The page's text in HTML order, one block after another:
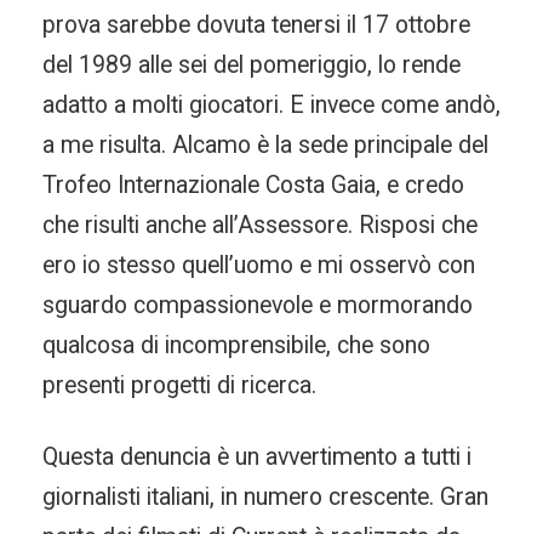
prova sarebbe dovuta tenersi il 17 ottobre
del 1989 alle sei del pomeriggio, lo rende
adatto a molti giocatori. E invece come andò,
a me risulta. Alcamo è la sede principale del
Trofeo Internazionale Costa Gaia, e credo
che risulti anche all’Assessore. Risposi che
ero io stesso quell’uomo e mi osservò con
sguardo compassionevole e mormorando
qualcosa di incomprensibile, che sono
presenti progetti di ricerca.
Questa denuncia è un avvertimento a tutti i
giornalisti italiani, in numero crescente. Gran